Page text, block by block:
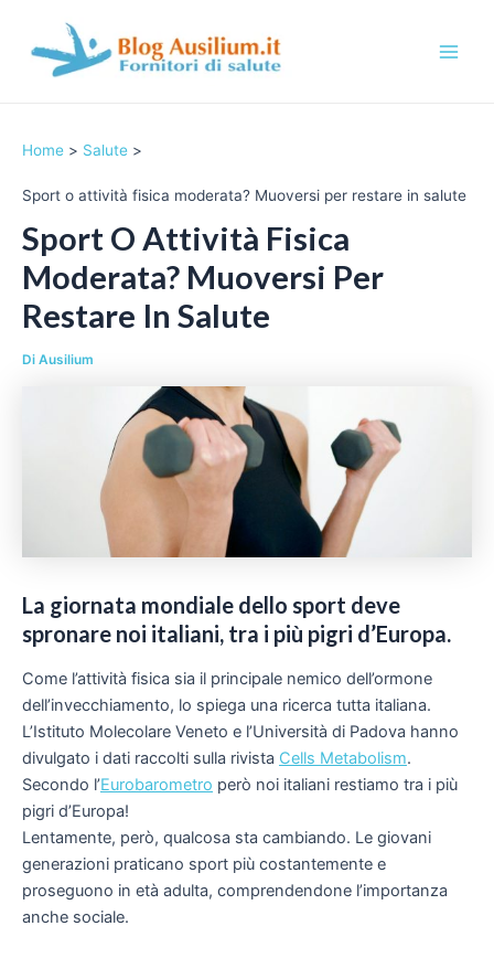
contenuto
n
Home Salute
Sport o attività fisica moderata? Muoversi per restare in salute
Sport O Attività Fisica
Moderata? Muoversi Per
Restare In Salute
Di Ausilium
La giornata mondiale dello sport deve
spronare noi italiani, tra i più pigri d’Europa.
Come l’attività fisica sia il principale nemico dell’ormone
dell’invecchiamento, lo spiega una ricerca tutta italiana.
L’Istituto Molecolare Veneto e l’Università di Padova hanno
divulgato i dati raccolti sulla rivista Cells Metabolism.
Secondo l’Eurobarometro però noi italiani restiamo tra i più
pigri d’Europa!
Lentamente, però, qualcosa sta cambiando. Le giovani
generazioni praticano sport più costantemente e
proseguono in età adulta, comprendendone l’importanza
anche sociale.